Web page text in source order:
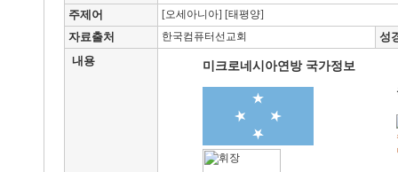
주제어 [오세아니아] [태평양]
자료출처 한국컴퓨터선교회
성
내용
미크로네시아연방 국가정보